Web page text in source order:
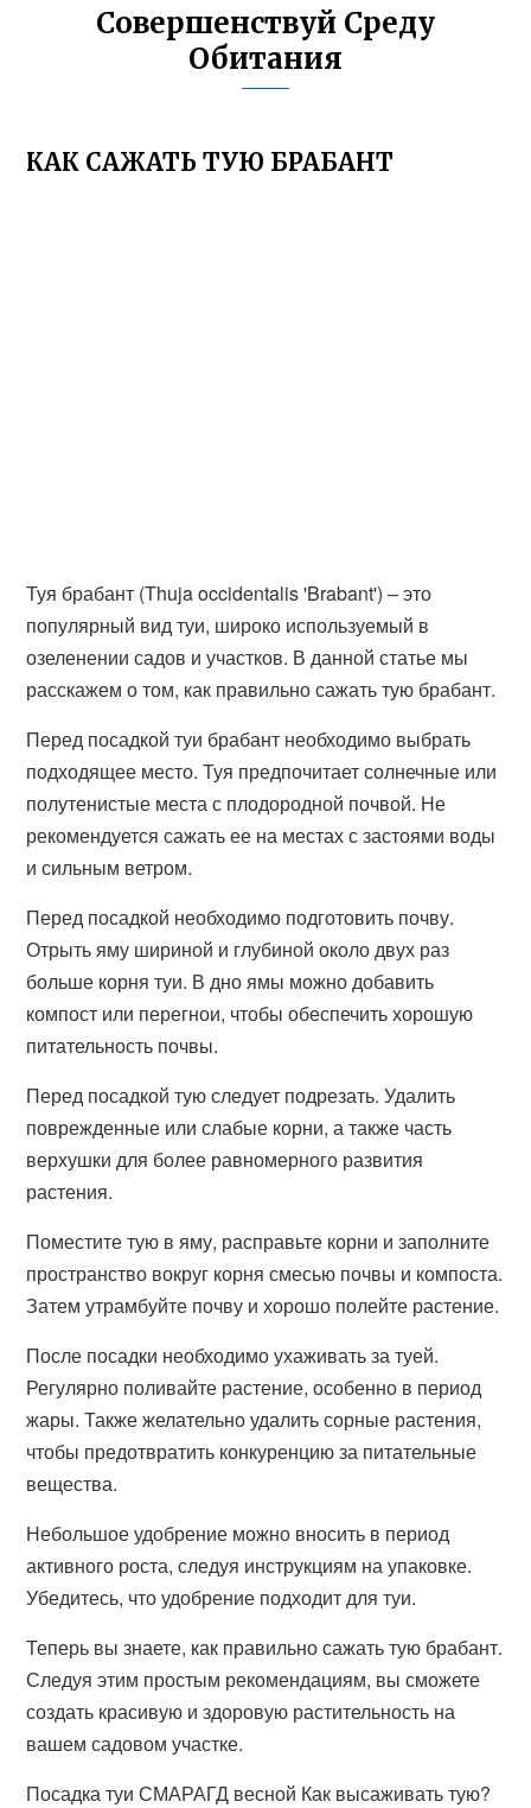
Совершенствуй Среду
Обитания
КАК САЖАТЬ ТУЮ БРАБАНТ
Туя брабант (Thuja occidentalis 'Brabant') – это
популярный вид туи, широко используемый в
озеленении садов и участков. В данной статье мы
расскажем о том, как правильно сажать тую брабант.
Перед посадкой туи брабант необходимо выбрать
подходящее место. Туя предпочитает солнечные или
полутенистые места с плодородной почвой. Не
рекомендуется сажать ее на местах с застоями воды
и сильным ветром.
Перед посадкой необходимо подготовить почву.
Отрыть яму шириной и глубиной около двух раз
больше корня туи. В дно ямы можно добавить
компост или перегнои, чтобы обеспечить хорошую
питательность почвы.
Перед посадкой тую следует подрезать. Удалить
поврежденные или слабые корни, а также часть
верхушки для более равномерного развития
растения.
Поместите тую в яму, расправьте корни и заполните
пространство вокруг корня смесью почвы и компоста.
Затем утрамбуйте почву и хорошо полейте растение.
После посадки необходимо ухаживать за туей.
Регулярно поливайте растение, особенно в период
жары. Также желательно удалить сорные растения,
чтобы предотвратить конкуренцию за питательные
вещества.
Небольшое удобрение можно вносить в период
активного роста, следуя инструкциям на упаковке.
Убедитесь, что удобрение подходит для туи.
Теперь вы знаете, как правильно сажать тую брабант.
Следуя этим простым рекомендациям, вы сможете
создать красивую и здоровую растительность на
вашем садовом участке.
Посадка туи СМАРАГД весной Как высаживать тую?